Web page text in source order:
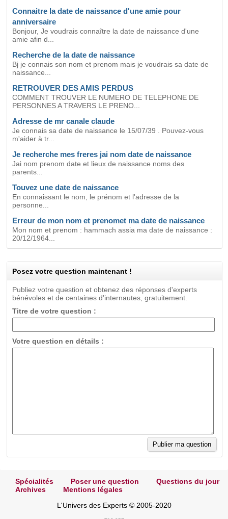
Connaitre la date de naissance d'une amie pour
anniversaire
Bonjour, Je voudrais connaître la date de naissance d'une
amie afin d...
Recherche de la date de naissance
Bj je connais son nom et prenom mais je voudrais sa date de
naissance...
RETROUVER DES AMIS PERDUS
COMMENT TROUVER LE NUMERO DE TELEPHONE DE
PERSONNES A TRAVERS LE PRENO...
Adresse de mr canale claude
Je connais sa date de naissance le 15/07/39 . Pouvez-vous
m'aider à tr...
Je recherche mes freres jai nom date de naissance
Jai nom prenom date et lieux de naissance noms des
parents...
Touvez une date de naissance
En connaissant le nom, le prénom et l'adresse de la
personne...
Erreur de mon nom et prenomet ma date de naissance
Mon nom et prenom : hammach assia ma date de naissance :
20/12/1964...
Posez votre question maintenant !
Publiez votre question et obtenez des réponses d'experts
bénévoles et de centaines d'internautes, gratuitement.
Titre de votre question :
Votre question en détails :
Spécialités Poser une question
Questions du jour
Archives
Mentions légales
L'Univers des Experts © 2005-2020